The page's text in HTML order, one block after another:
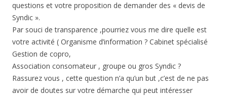
questions et votre proposition de demander des « devis de
Syndic ».
Par souci de transparence ,pourriez vous me dire quelle est
votre activité ( Organisme d’information ? Cabinet spécialisé
Gestion de copro,
Association consomateur , groupe ou gros Syndic ?
Rassurez vous , cette question n’a qu’un but ,c’est de ne pas
avoir de doutes sur votre démarche qui peut intéresser